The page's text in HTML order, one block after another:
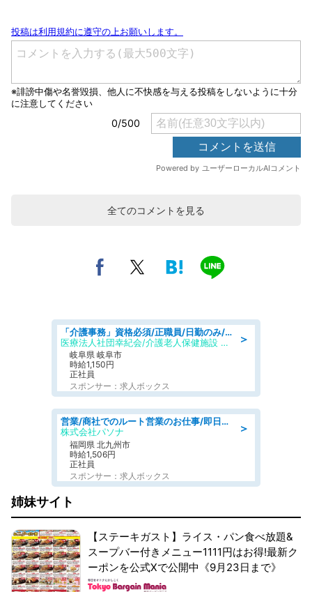
全てのコメントを見る
＞
「介護事務」資格必須/正職員/日勤のみ/介護老人保健施設
医療法人社団幸紀会/介護老人保健施設 グリーンビラ安江
岐阜県 岐阜市
時給1,150円
正社員
スポンサー：求人ボックス
＞
営業/商社でのルート営業のお仕事/即日勤務可/車通勤可/営業
株式会社パソナ
福岡県 北九州市
時給1,506円
正社員
スポンサー：求人ボックス
姉妹サイト
【ステーキガスト】ライス・パン食べ放題&
スープバー付きメニュー1111円はお得!最新ク
ーポンを公式Xで公開中《9月23日まで》